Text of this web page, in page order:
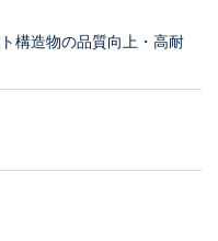
構造物の品質向上・高耐